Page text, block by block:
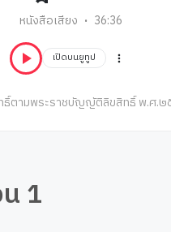
หนังสือเสียง 36:36
เปิดบนยูทูป
ธิ์ตามพระราชบัญญัติลิขสิทธิ์ พ.ศ.
1